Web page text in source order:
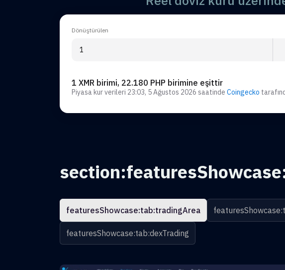
Dönüştürülen
1 XMR birimi, 22.180 PHP birimine eşittir
Piyasa kur verileri 23:03, 5 Ağustos 2026 saatinde Coingecko
featuresShowcase:tab:tradingArea
featuresShowcase:tab:dexTrading